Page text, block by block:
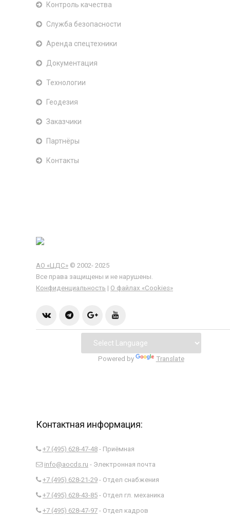
Контроль качества
Служба безопасности
Аренда спецтехники
Документация
Технологии
Геодезия
Заказчики
Партнёры
Контакты
АО «ЦДС» © 2002- 2025
Все права защищены и не нарушены.
Конфиденциальность | О файлах «Сookies»
Powered by Translate
Контактная информация:
+7 (495) 628-47-48 - Приёмная
info@aocds.ru - Электронная почта
+7 (495) 628-21-29 - Отдел снабжения
+7 (495) 628-43-85 - Отдел гл. механика
+7 (495) 628-47-97 - Отдел кадров